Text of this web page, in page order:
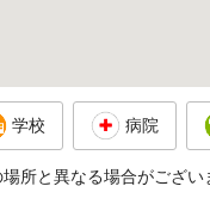
学校 病院
所と異なる場合がござ